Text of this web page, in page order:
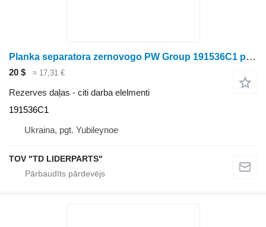
Planka separatora zernovogo PW Group 191536C1 paredzēts graudu kombaina
20 $ ≈ 17,31 €
Rezerves daļas - citi darba elelmenti
191536C1
Ukraina, pgt. Yubileynoe
TOV "TD LIDERPARTS"